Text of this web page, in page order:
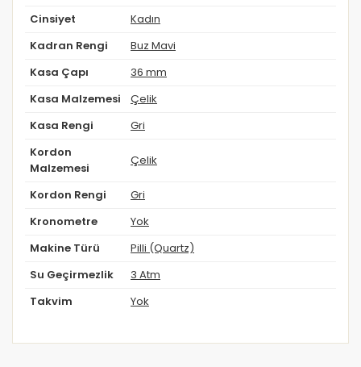
Cinsiyet Kadın
Kadran Rengi Buz Mavi
Kasa Çapı 36 mm
Kasa Malzemesi Çelik
Kasa Rengi Gri
Kordon
Malzemesi
Çelik
Kordon Rengi Gri
Kronometre Yok
Makine Türü Pilli (Quartz)
Su Geçirmezlik 3 Atm
Takvim Yok